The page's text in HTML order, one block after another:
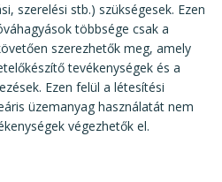
szerelési stb.) szükségesek. Ezen
többsége csak a
szerezhetők meg, amely
tevékenységek és a
Ezen felül a létesítési
üzemanyag használatát nem
végezhetők el.